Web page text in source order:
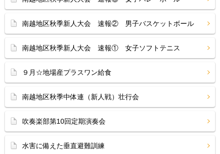
南越地区秋季新人大会 速報② 男子バスケットボール
南越地区秋季新人大会 速報① 女子ソフトテニス
９月☆地場産プラスワン給食
南越地区秋季中体連（新人戦）壮行会
吹奏楽部第10回定期演奏会
水害に備えた垂直避難訓練